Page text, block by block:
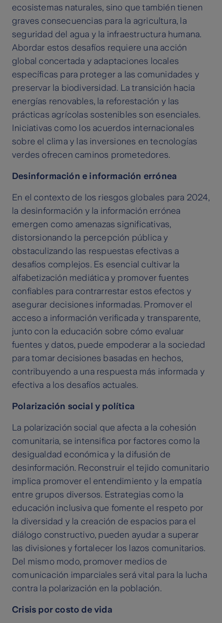
ecosistemas naturales, sino que también tienen
graves consecuencias para la agricultura, la
seguridad del agua y la infraestructura humana.
Abordar estos desafíos requiere una acción
global concertada y adaptaciones locales
específicas para proteger a las comunidades y
preservar la biodiversidad. La transición hacia
energías renovables, la reforestación y las
prácticas agrícolas sostenibles son esenciales.
Iniciativas como los acuerdos internacionales
sobre el clima y las inversiones en tecnologías
verdes ofrecen caminos prometedores.
Desinformación e información errónea
En el contexto de los riesgos globales para 2024,
la desinformación y la información errónea
emergen como amenazas significativas,
distorsionando la percepción pública y
obstaculizando las respuestas efectivas a
desafíos complejos. Es esencial cultivar la
alfabetización mediática y promover fuentes
confiables para contrarrestar estos efectos y
asegurar decisiones informadas. Promover el
acceso a información verificada y transparente,
junto con la educación sobre cómo evaluar
fuentes y datos, puede empoderar a la sociedad
para tomar decisiones basadas en hechos,
contribuyendo a una respuesta más informada y
efectiva a los desafíos actuales.
Polarización social y política
La polarización social que afecta a la cohesión
comunitaria, se intensifica por factores como la
desigualdad económica y la difusión de
desinformación. Reconstruir el tejido comunitario
implica promover el entendimiento y la empatía
entre grupos diversos. Estrategias como la
educación inclusiva que fomente el respeto por
la diversidad y la creación de espacios para el
diálogo constructivo, pueden ayudar a superar
las divisiones y fortalecer los lazos comunitarios.
Del mismo modo, promover medios de
comunicación imparciales será vital para la lucha
contra la polarización en la población.
Crisis por costo de vida